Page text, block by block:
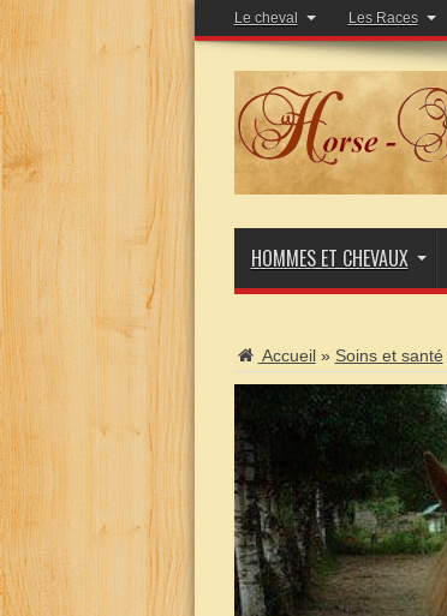
Le cheval Les Races
HOMMES ET CHEVAUX
Accueil » Soins et santé